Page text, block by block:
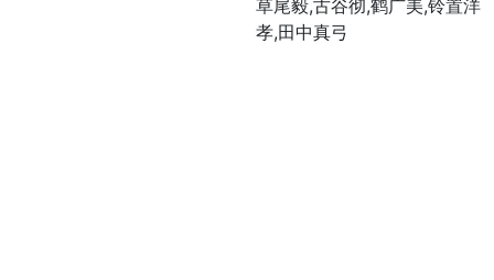
草尾毅,古谷彻,鹤广美,铃置洋
孝,田中真弓